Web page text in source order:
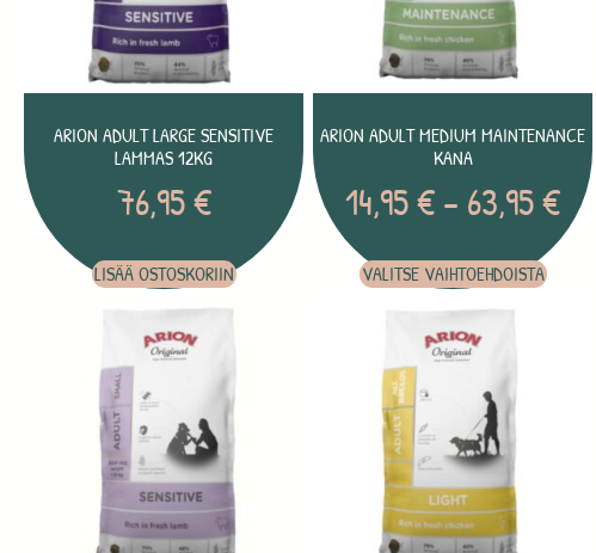
ARION ADULT LARGE SENSITIVE
LAMMAS 12KG
76,95€
LISÄÄ OSTOSKORIIN
ARION ADULT MEDIUM MAINTENANCE
KANA
14,95€– 63,95€
VALITSE VAIHTOEHDOISTA